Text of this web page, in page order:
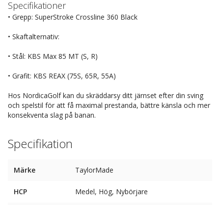
Specifikationer
• Grepp: SuperStroke Crossline 360 Black
• Skaftalternativ:
• Stål: KBS Max 85 MT (S, R)
• Grafit: KBS REAX (75S, 65R, 55A)
Hos NordicaGolf kan du skräddarsy ditt järnset efter din sving
och spelstil för att få maximal prestanda, bättre känsla och mer
konsekventa slag på banan.
Specifikation
Märke TaylorMade
HCP Medel, Hög, Nybörjare